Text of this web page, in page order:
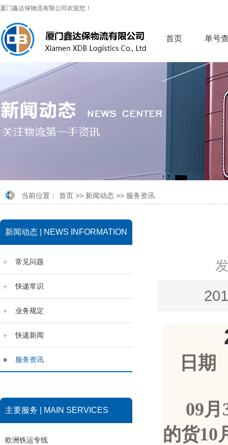
厦门鑫达保物流有限公司欢迎您！
首页 单号
当前位置： 首页 >> 新闻动态 >> 服务资讯
新闻动态 | NEWS INFORMATION
常见问题
快递常识
业务规定
快递新闻
服务资讯
主要服务 | MAIN SERVICES
欧洲铁运专线
2016
日
09月
的货10